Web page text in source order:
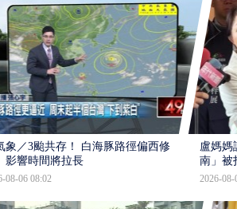
象／3颱共存！ 白海豚路徑偏西修
響時間將拉長
08-06 08:02
盧媽媽
南」被
2026-08-